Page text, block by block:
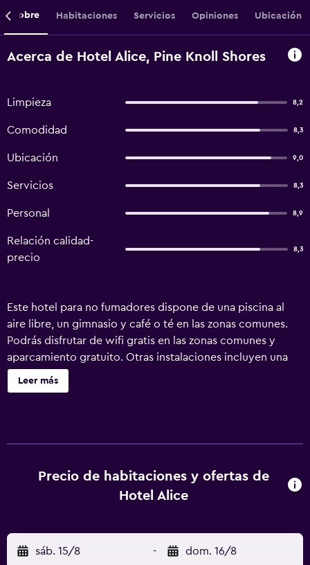
Sobre Habitaciones Servicios Opiniones Ubicación
Acerca de Hotel Alice, Pine Knoll Shores
Limpieza 8,2
Comodidad 8,3
Ubicación 9,0
Servicios 8,3
Personal 8,9
Relación calidad-
precio
8,3
Este hotel para no fumadores dispone de una piscina al
aire libre, un gimnasio y café o té en las zonas comunes.
Podrás disfrutar de wifi gratis en las zonas comunes y
aparcamiento gratuito. Otras instalaciones incluyen una
sala de reuniones, servicio de tintorería y lavandería. Se
ofrece un servicio de limpieza a petición. Hotel Alice At
huéspedes pueden utilizar los siguientes servicios
disponibles en las habitaciones: frigorífico y microondas.
huéspedes pueden navegar por la web gracias a nuestro
acceso a Internet wifi gratis (velocidad: 25 Mbps o más).
Leer más
Precio de habitaciones y ofertas de
Hotel Alice
sáb. 15/8 - dom. 16/8